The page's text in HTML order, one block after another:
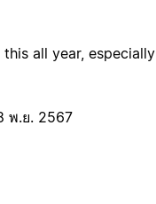
all year,
พ.ย. 2567